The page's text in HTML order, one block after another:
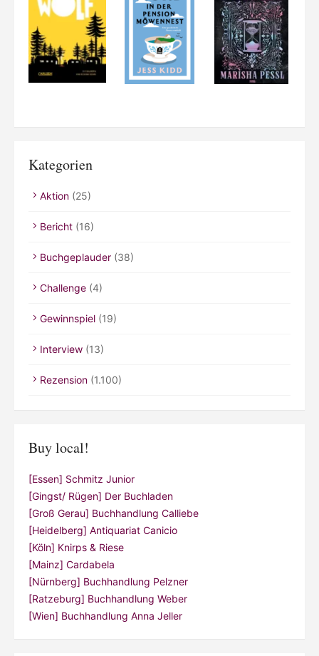
Kategorien
Aktion (25)
Bericht (16)
Buchgeplauder (38)
Challenge (4)
Gewinnspiel (19)
Interview (13)
Rezension (1.100)
Buy local!
[Essen] Schmitz Junior
[Gingst/ Rügen] Der Buchladen
[Groß Gerau] Buchhandlung Calliebe
[Heidelberg] Antiquariat Canicio
[Köln] Knirps & Riese
[Mainz] Cardabela
[Nürnberg] Buchhandlung Pelzner
[Ratzeburg] Buchhandlung Weber
[Wien] Buchhandlung Anna Jeller